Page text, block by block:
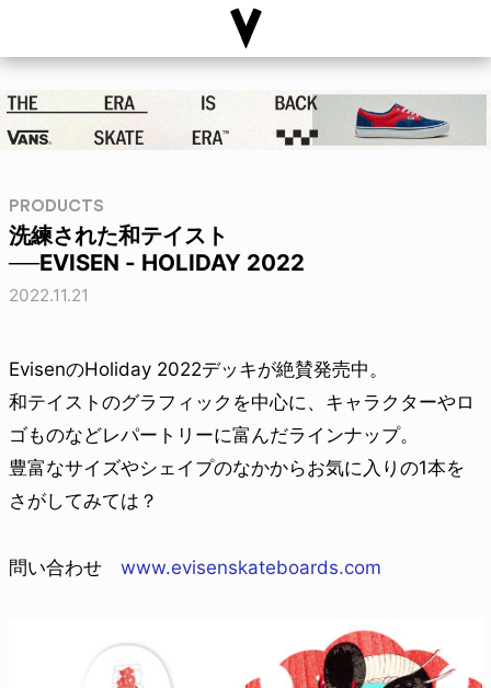
PRODUCTS
洗練された和テイスト
──EVISEN - HOLIDAY 2022
2022.11.21
EvisenのHoliday 2022デッキが絶賛発売中。
和テイストのグラフィックを中心に、キャラクターやロ
ゴものなどレパートリーに富んだラインナップ。
豊富なサイズやシェイプのなかからお気に入りの1本を
さがしてみては？
問い合わせ www.evisenskateboards.com